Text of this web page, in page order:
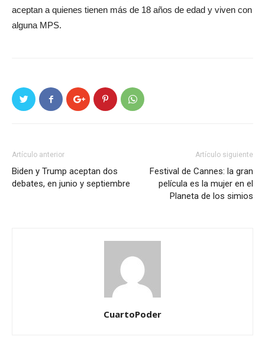
aceptan a quienes tienen más de 18 años de edad y viven con
alguna MPS.
Artículo anterior
Biden y Trump aceptan dos
debates, en junio y septiembre
Artículo siguiente
Festival de Cannes: la gran
película es la mujer en el
Planeta de los simios
CuartoPoder